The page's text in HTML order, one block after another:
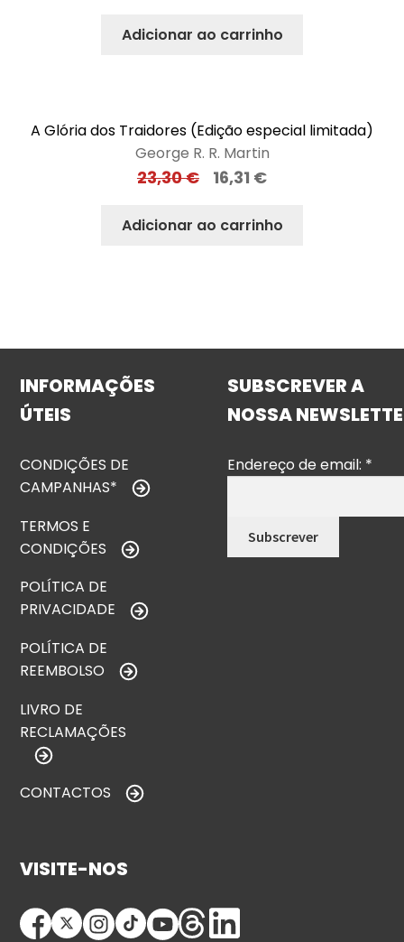
Adicionar ao carrinho
A Glória dos Traidores (Edição especial limitada)
George R. R. Martin
23,30€ 16,31 €
Adicionar ao carrinho
INFORMAÇÕES
ÚTEIS
CONDIÇÕES DE
CAMPANHAS*
TERMOS E
CONDIÇÕES
POLÍTICA DE
PRIVACIDADE
POLÍTICA DE
REEMBOLSO
LIVRO DE
RECLAMAÇÕES
CONTACTOS
SUBSCREVER A
NOSSA
Endereço de email: *
VISITE-NOS